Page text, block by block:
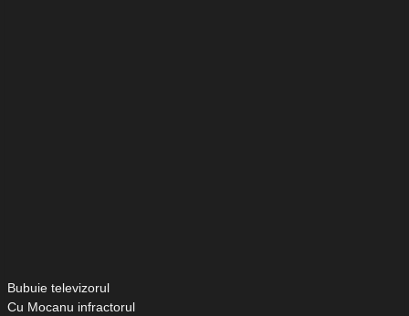
Bubuie televizorul
Cu Mocanu infractorul